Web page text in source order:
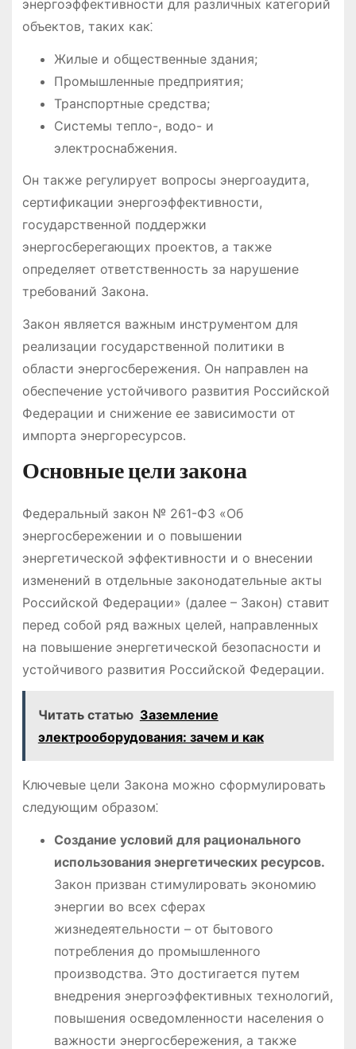
энергоэффективности для различных категорий
объектов, таких как⁚
Жилые и общественные здания;
Промышленные предприятия;
Транспортные средства;
Системы тепло-, водо- и
электроснабжения․
Он также регулирует вопросы энергоаудита,
сертификации энергоэффективности,
государственной поддержки
энергосберегающих проектов, а также
определяет ответственность за нарушение
требований Закона․
Закон является важным инструментом для
реализации государственной политики в
области энергосбережения․ Он направлен на
обеспечение устойчивого развития Российской
Федерации и снижение ее зависимости от
импорта энергоресурсов․
Основные цели закона
Федеральный закон № 261-ФЗ «Об
энергосбережении и о повышении
энергетической эффективности и о внесении
изменений в отдельные законодательные акты
Российской Федерации» (далее – Закон) ставит
перед собой ряд важных целей, направленных
на повышение энергетической безопасности и
устойчивого развития Российской Федерации․
Читать статью Заземление
электрооборудования: зачем и как
Ключевые цели Закона можно сформулировать
следующим образом⁚
Создание условий для рационального
использования энергетических ресурсов․
Закон призван стимулировать экономию
энергии во всех сферах
жизнедеятельности – от бытового
потребления до промышленного
производства․ Это достигается путем
внедрения энергоэффективных технологий,
повышения осведомленности населения о
важности энергосбережения, а также